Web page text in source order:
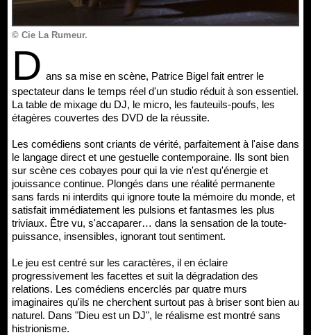
© Cie La Rumeur.
D ans sa mise en scène, Patrice Bigel fait entrer le
spectateur dans le temps réel d'un studio réduit à son essentiel.
La table de mixage du DJ, le micro, les fauteuils-poufs, les
étagères couvertes des DVD de la réussite.
Les comédiens sont criants de vérité, parfaitement à l'aise dans
le langage direct et une gestuelle contemporaine. Ils sont bien
sur scène ces cobayes pour qui la vie n'est qu'énergie et
jouissance continue. Plongés dans une réalité permanente
sans fards ni interdits qui ignore toute la mémoire du monde, et
satisfait immédiatement les pulsions et fantasmes les plus
triviaux. Être vu, s'accaparer… dans la sensation de la toute-
puissance, insensibles, ignorant tout sentiment.
Le jeu est centré sur les caractères, il en éclaire
progressivement les facettes et suit la dégradation des
relations. Les comédiens encerclés par quatre murs
imaginaires qu'ils ne cherchent surtout pas à briser sont bien au
naturel. Dans "Dieu est un DJ", le réalisme est montré sans
histrionisme.